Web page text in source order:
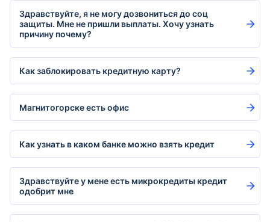
Здравствуйте, я не могу дозвониться до соц
защиты. Мне не пришли выплаты. Хочу узнать
причину почему?
Как заблокировать кредитную карту?
Магнитогорске есть офис
Как узнать в каком банке можно взять кредит
Здравствуйте у мене есть микрокредиты кредит
одобрит мне